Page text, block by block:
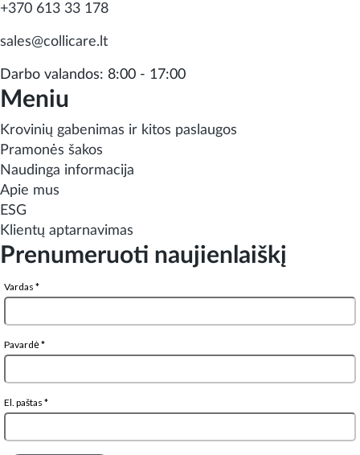
+370 613 33 178
sales@collicare.lt
Darbo valandos: 8:00 - 17:00
Meniu
Krovinių gabenimas ir kitos paslaugos
Pramonės šakos
Naudinga informacija
Apie mus
ESG
Klientų aptarnavimas
Prenumeruoti naujienlaiškį